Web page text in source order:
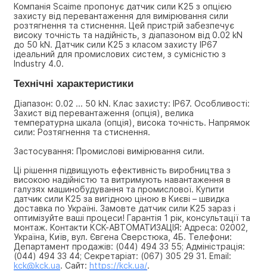
Компанія Scaime пропонує датчик сили K25 з опцією
захисту від перевантаження для вимірювання сили
розтягнення та стиснення. Цей пристрій забезпечує
високу точність та надійність, з діапазоном від 0.02 kN
до 50 kN. Датчик сили K25 з класом захисту IP67
ідеальний для промислових систем, з сумісністю з
Industry 4.0.
Технічні характеристики
Діапазон: 0.02 ... 50 kN. Клас захисту: IP67. Особливості:
Захист від перевантаження (опція), велика
температурна шкала (опція), висока точність. Напрямок
сили: Розтягнення та стиснення.
Застосування: Промислові вимірювання сили.
Ці рішення підвищують ефективність виробництва з
високою надійністю та витримують навантаження в
галузях машинобудування та промислової. Купити
датчик сили K25 за вигідною ціною в Києві – швидка
доставка по Україні. Замовте датчик сили K25 зараз і
оптимізуйте ваші процеси! Гарантія 1 рік, консультації та
монтаж. Контакти КСК-АВТОМАТИЗАЦІЯ: Адреса: 02002,
Україна, Київ, вул. Євгена Сверстюка, 4Б. Телефони:
Департамент продажів: (044) 494 33 55; Адміністрація:
(044) 494 33 44; Секретаріат: (067) 305 29 31. Email:
kck@kck.ua. Сайт: https://kck.ua/.